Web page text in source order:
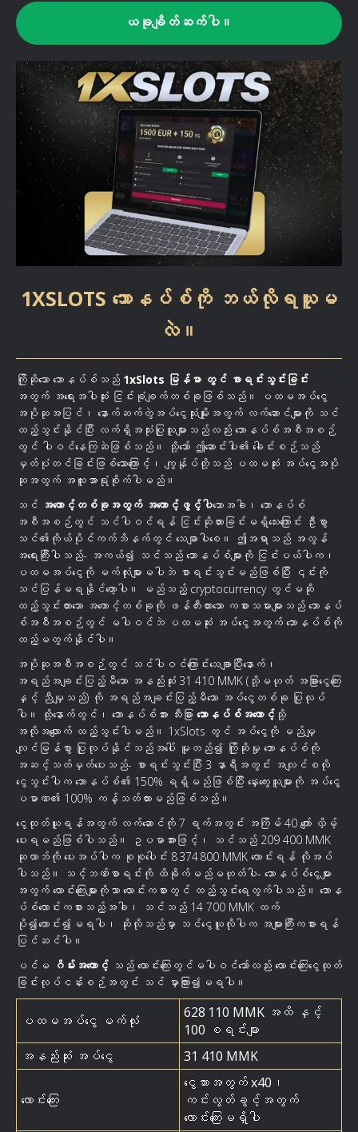
ယခုချိတ်ဆက်ပါ။
1XSLOTS ဘောနပ်စ်ကို ဘယ်လိုရယူမ
လဲ။
ကြိုဆိုသော ဘောနပ်စ်သည် 1xSlots မြန်မာ တွင် စာရင်းသွင်းခြင်း
အတွက် အရေးအပါဆုံး ငြင်းခုံချက်တစ်ခုဖြစ်သည်။ ပထမအပ်ငွေ
အပိုဆုအပြင်၊ နောက်ဆက်တွဲအပ်ငွေသုံးမျိုးအတွက် လက်ဆောင်များကို သင်
ထည့်သွင်းနိုင်ပြီး လက်ရှိအသုံးပြုသူများသည်လည်း ဘောနပ်စ်အစီအစဉ်
တွင် ပါဝင်နေကြဆဲဖြစ်သည်။ သို့သော် ဤဆောင်းပါး၏ ခေါင်းစဉ်သည်
မှတ်ပုံတင်ခြင်းဖြစ်သောကြောင့်၊ ကျွန်ုပ်တို့သည် ပထမဆုံး အပ်ငွေအပို
ဆုအတွက် အထူးအာရုံစိုက်ပါမည်။
သင် အကောင့်တစ်ခုအတွက် အကောင့်ဖွင့်ပါသောအခါ၊ ဘောနပ်စ်
အစီအစဉ်တွင် သင်ပါဝင်ရန် ငြင်းဆိုထားခြင်းမရှိသေးကြောင်း ဦးစွာ
သင်၏ကိုယ်ပိုင်ကက်ဘိနက်တွင် သေချာပါစေ။ ဤအရာသည် အလွန်
အရေးကြီးပါသည်- အကယ်၍ သင်သည် ဘောနပ်စ်များကို ငြင်းပယ်ပါက၊
ပထမအပ်ငွေကို မက်လုံးများမပါဘဲ စာရင်းသွင်းမည်ဖြစ်ပြီး ၎င်းကို
သင်ပြန်မရနိုင်တော့ပါ။ မည်သည့် cryptocurrency တွင်မဆို
ထည့်သွင်းထားသော အကောင့်တစ်ခုကို ဖန်တီးထားသော ကစားသမားများသည် ဘောနပ်
စ်အစီအစဉ်တွင် မပါဝင်ဘဲ ပထမဆုံး အပ်ငွေအတွက် ဘောနပ်စ်ကို
ထည့်မတွက်နိုင်ပါ။
အပိုဆုအစီအစဉ်တွင် သင်ပါဝင်ကြောင်းသေချာပြီးနောက်၊
အရည်အချင်းပြည့်မီသော အနည်းဆုံး 31 410 MMK (သို့မဟုတ် အခြားငွေကြေး
နှင့် ညီမျှသည်) ကို အရည်အချင်းပြည့်မီသော အပ်ငွေတစ်ခု ပြုလုပ်
ပါ။ ထို့နောက်တွင်၊ ဘောနပ်စ်အား သီးခြား ဘောနပ်စ်အကောင့် သို့
အလိုအလျောက် ထည့်သွင်းပါမည်။ 1xSlots တွင် အပ်ငွေကို မည်မျှ
လျင်မြန်စွာ ပြုလုပ်နိုင်သည်အပေါ် မူတည်၍ ကြိုဆိုမှု ဘောနပ်စ်ကို
အဆင့်သတ်မှတ်ပေးသည်- စာရင်းသွင်းပြီး 3 နာရီအတွင်း အလျင်စလို
ငွေသွင်းပါက ဘောနပ်စ်၏ 150% ရရှိမည်ဖြစ်ပြီး နှေးကွေးသူများကို အပ်ငွေ
ပမာဏ၏ 100% ကန့်သတ်ထားမည်ဖြစ်သည်။
ငွေထုတ်ယူရန်အတွက် လက်ဆောင်ကို 7 ရက်အတွင်း အကြိမ် 40 ကျော် လှိမ့်
ပေးရမည်ဖြစ်ပါသည်။ ဥပမာအားဖြင့်၊ သင်သည် 209 400 MMK
ဆုလာဘ်ကို ပေးအပ်ပါက စုစုပေါင်း 8 374 800 MMK လောင်းရန် လိုအပ်
ပါသည်။ သင့်ဘဏ်စာရင်းကို ထိခိုက်မည်မဟုတ်ပါ- ဘောနပ်စ်ငွေများ
အတွက် လောင်းကြေးများကိုသာ လောင်းကစားတွင် ထည့်သွင်းရေတွက်ပါသည်။ ဘောန
ပ်စ်လောင်းကစားသည့်အခါ၊ သင်သည် 14 700 MMK ထက်
ပို၍လောင်း၍မရပါ၊ ဆိုလိုသည်မှာ သင်ငွေယူလိုပါက အများကြီးကစားရန်
ပြင်ဆင်ပါ။
ပင်မ ဂိမ်းအကောင့် သည် လောင်းကြေးတွင်မပါဝင်သော်လည်း လောင်းကြေးငွေထုတ်
ခြင်းလုပ်ငန်းစဉ်အတွင်း သင် မှာကြား၍မရပါ။
ပထမအပ်ငွေ မက်လုံး
628 110 MMK အထိ နှင့်
100 စရင်းများ
အနည်းဆုံး အပ်ငွေ
31 410 MMK
လောင်းကြေး
ငွေသားအတွက် x40၊
ကင်းလွတ်ခွင့်အတွက်
လောင်းကြေးမရှိပါ